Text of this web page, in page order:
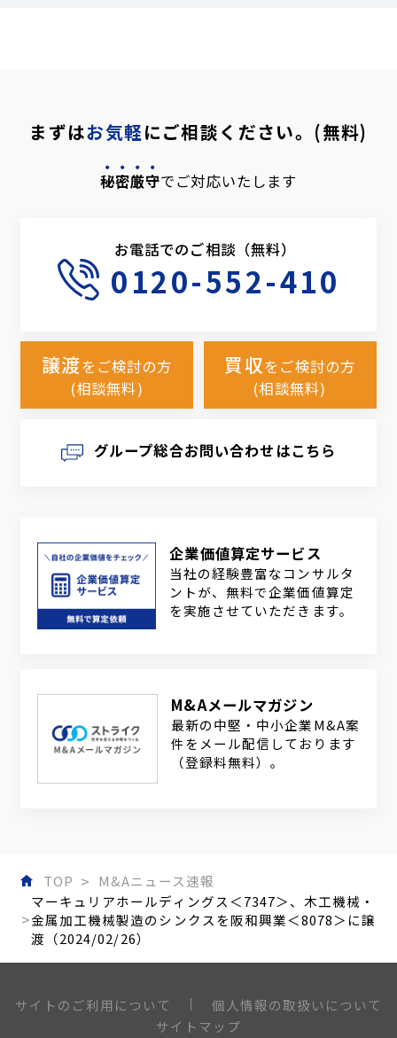
まずはお気軽にご相談ください。(無料)
秘密厳守でご対応いたします
お電話でのご相談（無料）
0120-552-410
譲渡をご検討の方
(相談無料)
買収をご検討の方
(相談無料)
グループ総合お問い合わせはこちら
企業価値算定サービス
当社の経験豊富なコンサルタ
ントが、無料で企業価値算定
を実施させていただきます。
M&Aメールマガジン
最新の中堅・中小企業M&A案
件をメール配信しております
（登録料無料）。
TOP
M&Aニュース速報
マーキュリアホールディングス＜7347＞、木工機械・
金属加工機械製造のシンクスを阪和興業＜8078＞に譲
渡（2024/02/26）
サイトのご利用について
個人情報の取扱いについて
サイトマップ